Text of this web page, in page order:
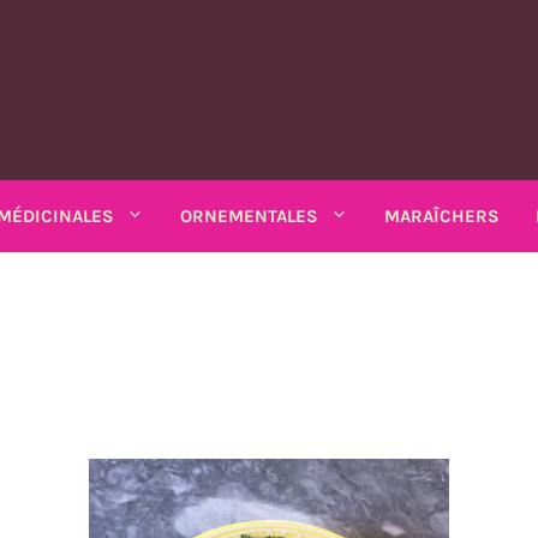
bio
Chicorées
Moutardes
Mélisse
Nigelle
Ashwagandha
Balsamine
Mauves
Mélisse turque
Souci -
ORNEMENTALES
Arroches
Asarine
Balsamine
Cosmos
Gloire-du-matin
Gueules-de-loup
MARAÎCHERS